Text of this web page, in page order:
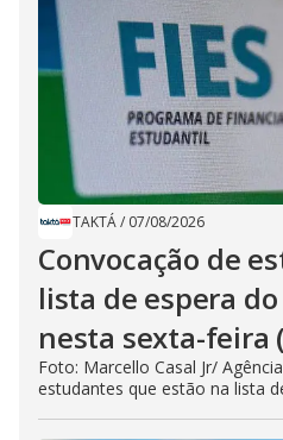
TAKTÁ/ 07/08/2026
Convocação de
lista de espera
nesta sexta-feira
Foto: Marcello Casal Jr/
estudantes que estão na lista